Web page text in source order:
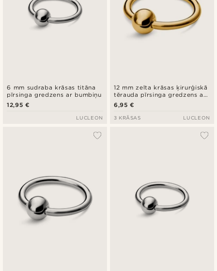
6 mm sudraba krāsas titāna
pīrsinga gredzens ar bumbiņu
12,95 €
LUCLEON
12 mm zelta krāsas ķirurģiskā
tērauda pīrsinga gredzens ar
bumbiņu
6,95 €
3 KRĀSAS LUCLEON